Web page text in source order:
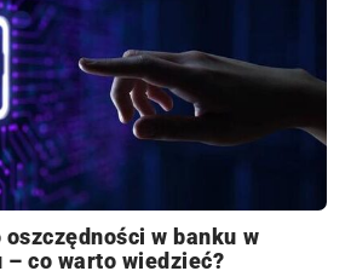
w banku w
– co warto wiedzieć?